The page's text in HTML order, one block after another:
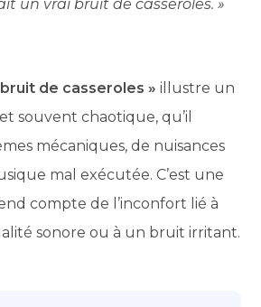
un vrai bruit de casseroles. »
bruit de casseroles » illustre un
souvent chaotique, qu’il
mécaniques, de nuisances
mal exécutée. C’est une
compte de l’inconfort lié à
sonore ou à un bruit irritant.